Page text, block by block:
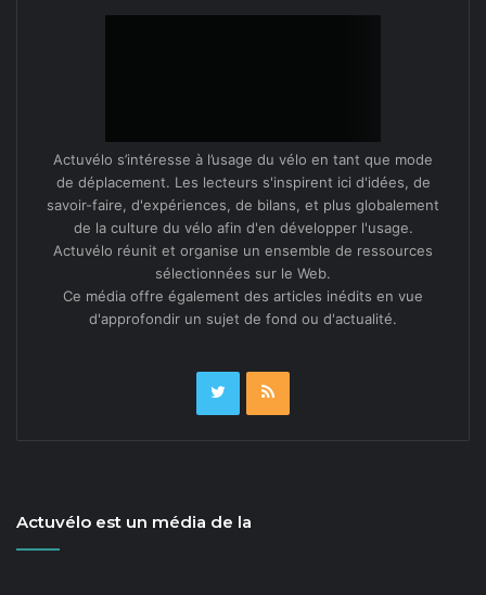
Actuvélo s’intéresse à l’usage du vélo en tant que mode
de déplacement. Les lecteurs s'inspirent ici d'idées, de
savoir-faire, d'expériences, de bilans, et plus globalement
de la culture du vélo afin d'en développer l'usage.
Actuvélo réunit et organise un ensemble de ressources
sélectionnées sur le Web.
Ce média offre également des articles inédits en vue
d'approfondir un sujet de fond ou d'actualité.
Actuvélo est un média de la